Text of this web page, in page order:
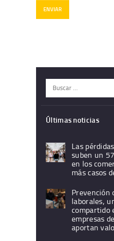
Últimas noticias
Las
suben un
en los
más casos
Prevención
laborales,
compartido
empresas
aportan